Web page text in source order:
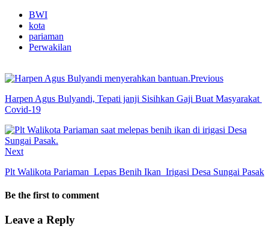
BWI
kota
pariaman
Perwakilan
Previous
Harpen Agus Bulyandi, Tepati janji Sisihkan Gaji Buat Masyarakat
Covid-19
Next
Plt Walikota Pariaman Lepas Benih Ikan Irigasi Desa Sungai Pasak
Be the first to comment
Leave a Reply